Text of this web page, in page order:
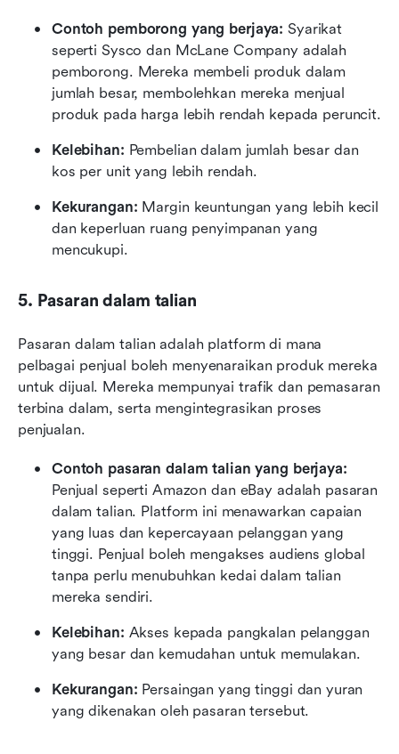
Contoh pemborong yang berjaya: Syarikat
seperti Sysco dan McLane Company adalah
pemborong. Mereka membeli produk dalam
jumlah besar, membolehkan mereka menjual
produk pada harga lebih rendah kepada peruncit.
Kelebihan: Pembelian dalam jumlah besar dan
kos per unit yang lebih rendah.
Kekurangan: Margin keuntungan yang lebih kecil
dan keperluan ruang penyimpanan yang
mencukupi.
5. Pasaran dalam talian
Pasaran dalam talian adalah platform di mana
pelbagai penjual boleh menyenaraikan produk mereka
untuk dijual. Mereka mempunyai trafik dan pemasaran
terbina dalam, serta mengintegrasikan proses
penjualan.
Penjual seperti Amazon dan eBay adalah pasaran
dalam talian. Platform ini menawarkan capaian
yang luas dan kepercayaan pelanggan yang
tinggi. Penjual boleh mengakses audiens global
tanpa perlu menubuhkan kedai dalam talian
mereka sendiri.
Kelebihan: Akses kepada pangkalan pelanggan
yang besar dan kemudahan untuk memulakan.
Kekurangan: Persaingan yang tinggi dan yuran
yang dikenakan oleh pasaran tersebut.